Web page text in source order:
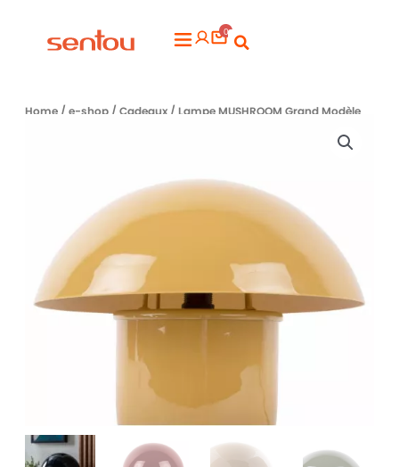
Flyout
0
Home/ e-shop/ Cadeaux/ Lampe MUSHROOM Grand Modèle